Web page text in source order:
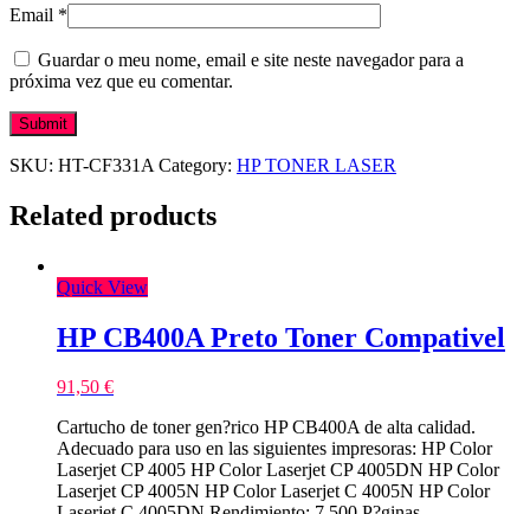
Email *
Guardar o meu nome, email e site neste navegador para a
próxima vez que eu comentar.
SKU: HT-CF331A Category: HP TONER LASER
Related products
Quick View
HP CB400A Preto Toner Compativel
91,50 €
Cartucho de toner gen?rico HP CB400A de alta calidad.
Adecuado para uso en las siguientes impresoras: HP Color
Laserjet CP 4005 HP Color Laserjet CP 4005DN HP Color
Laserjet CP 4005N HP Color Laserjet C 4005N HP Color